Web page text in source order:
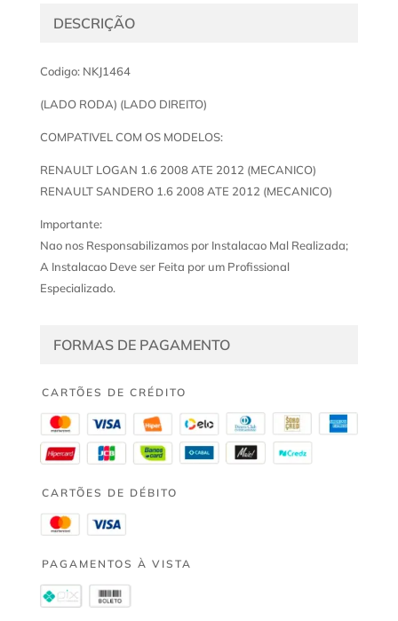
DESCRIÇÃO
Codigo: NKJ1464
(LADO RODA) (LADO DIREITO)
COMPATIVEL COM OS MODELOS:
RENAULT LOGAN 1.6 2008 ATE 2012 (MECANICO)
RENAULT SANDERO 1.6 2008 ATE 2012 (MECANICO)
Importante:
Nao nos Responsabilizamos por Instalacao Mal Realizada;
A Instalacao Deve ser Feita por um Profissional
Especializado.
FORMAS DE PAGAMENTO
CARTÕES DE CRÉDITO
CARTÕES DE DÉBITO
PAGAMENTOS À VISTA